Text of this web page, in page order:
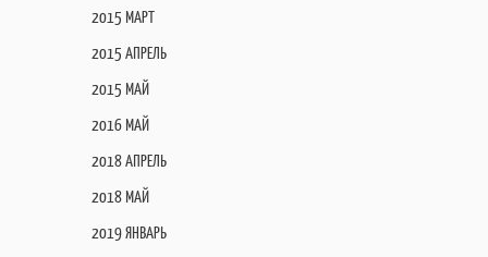
2015 МАРТ
2015 АПРЕЛЬ
2015 МАЙ
2016 МАЙ
2018 АПРЕЛЬ
2018 МАЙ
2019 ЯНВАРЬ